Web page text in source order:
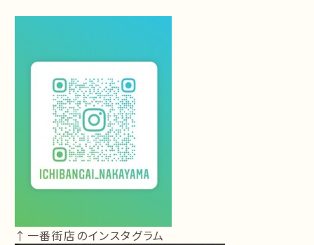
↑一番街店のインスタグラム